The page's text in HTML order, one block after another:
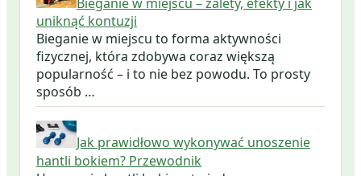
uniknąć kontuzji
Bieganie w miejscu to forma aktywności
fizycznej, która zdobywa coraz większą
popularność – i to nie bez powodu. To prosty
sposób …
Jak prawidłowo wykonywać unoszenie
hantli bokiem? Przewodnik